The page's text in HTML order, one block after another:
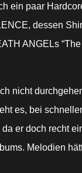
ein paar
dessen
ANGELs
nicht
es, bei
er doch recht
Melodien